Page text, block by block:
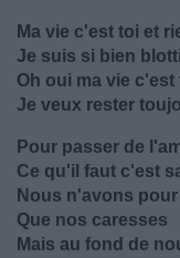
Ma vie c'est toi et
Je suis si bien
Oh oui ma vie c'est
Je veux rester
Pour passer de
Ce qu'il faut c'est
Nous n'avons
Que nos caresses
Mais au fond de